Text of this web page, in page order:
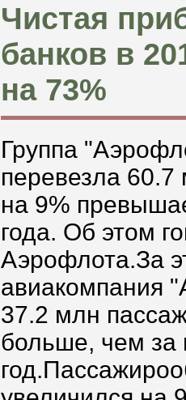
Чистая
банков в
на 73%
Группа
перевезла 60.7
на 9%
года. Об этом
Аэрофлота.За
авиакомпания
37.2 млн
больше, чем